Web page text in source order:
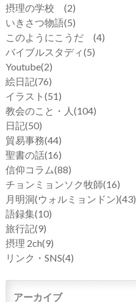
摂理の学校 (2)
いきさつ物語(5)
このようにこうだ (4)
バイブルスタディ(5)
Youtube(2)
絵日記(76)
イラスト (51)
教会のこと・人 (104)
日記(50)
貿易事務(44)
聖書の話(16)
信仰コラム(88)
チョンミョンソク牧師(16)
月明洞(ウォルミョンドン)(43)
語録集(10)
旅行記(9)
摂理 2ch(9)
リンク・SNS(4)
アーカイブ